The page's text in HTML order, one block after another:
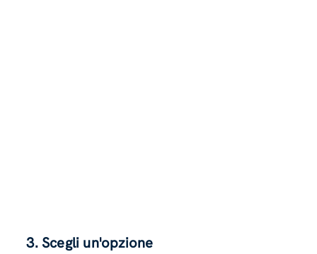
3.Scegli un'opzione